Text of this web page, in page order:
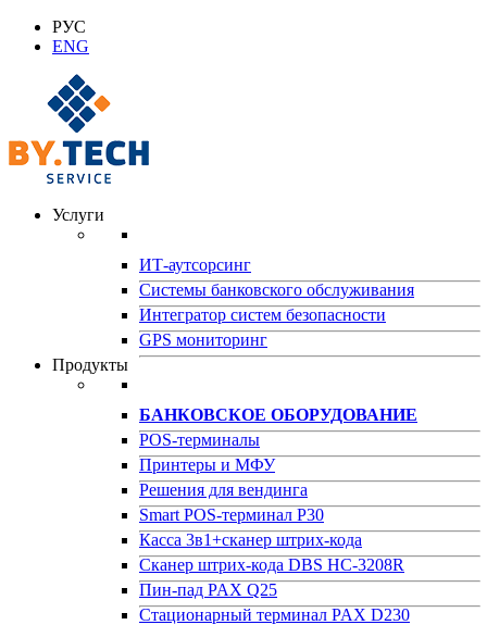
РУС
ENG
Услуги
ИТ-аутсорсинг
Системы банковского обслуживания
Интегратор систем безопасности
GPS мониторинг
Продукты
БАНКОВСКОЕ ОБОРУДОВАНИЕ
POS-терминалы
Принтеры и МФУ
Решения для вендинга
Smart POS-терминал P30
Касса 3в1+сканер штрих-кода
Сканер штрих-кода DBS HC-3208R
Пин-пад PAX Q25
Стационарный терминал PAX D230